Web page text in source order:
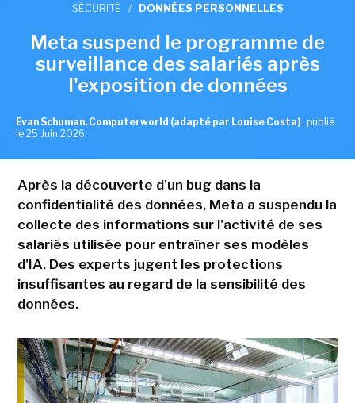
SÉCURITÉ / DONNÉES PERSONNELLES
Meta suspend le programme de
surveillance des salariés après
l'exposition de données
Evan Schuman, Computerworld (adapté par Louise Costa) , publié
le 25 Juin 2026
Après la découverte d'un bug dans la
confidentialité des données, Meta a suspendu la
collecte des informations sur l'activité de ses
salariés utilisée pour entraîner ses modèles
d'IA. Des experts jugent les protections
insuffisantes au regard de la sensibilité des
données.